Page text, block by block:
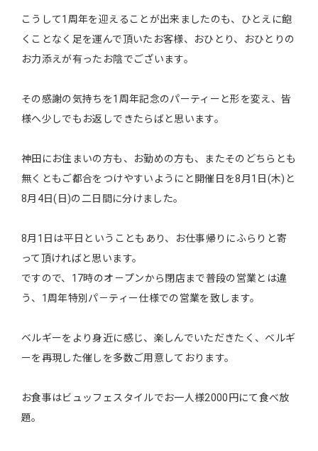
こうして1周年を迎えることが出来ましたのも、ひとえに飽
くことなく足を運んで頂いたお客様、おひとり、おひとりの
お力添えが有ったお陰でございます。
その感謝の気持ちを1周年記念のパーティーと形を変え、皆
様へ少しでもお返しできたらばと思います。
神田にお住まいの方も、お勤めの方も、またそのどちらとも
無くともご都合をつけやすいようにと開催日を8月1日(木)と
8月4日(日)の二日間に分けました。
8月1日は平日ということもあり、お仕事帰りにふらりと寄
って頂ければと思います。
ですので、17時のオ－プンから閉店まで普段の営業とは違
う、1周年特別パ－ティー仕様での営業を致します。
ベルギーをより身近に感じ、楽しんでいただきたく、ベルギ
ーを再現した催しを多数ご用意しております。
お食事はビュッフェスタイルでお一人様2000円にて食べ放
題。